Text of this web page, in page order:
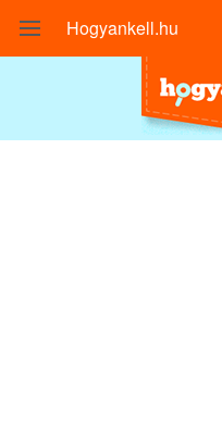
Hogyankell.hu